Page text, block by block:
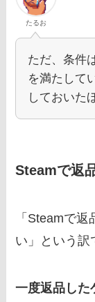
たるお
ただ、条件
を満たして
しておいた
Steamで返
「Steamで
い」という訳
一度返品した